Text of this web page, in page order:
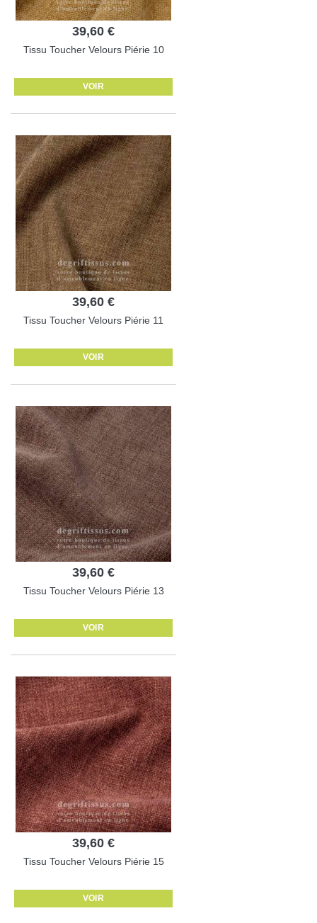
39,60 €
Tissu Toucher Velours Piérie 10
VOIR
39,60 €
Tissu Toucher Velours Piérie 11
VOIR
39,60 €
Tissu Toucher Velours Piérie 13
VOIR
39,60 €
Tissu Toucher Velours Piérie 15
VOIR